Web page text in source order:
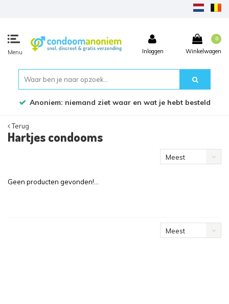
Menu Inloggen
0
Winkelwagen
Anoniem: niemand ziet waar en wat je hebt besteld
Terug
Hartjes condooms
Meest
Geen producten gevonden!...
Meest